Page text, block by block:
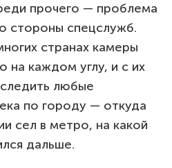
прочего — проблема
стороны спецслужб.
странах камеры
на каждом углу, и с их
любые
по городу — откуда
сел в метро, на какой
дальше.